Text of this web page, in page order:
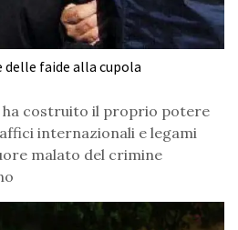
delle faide alla cupola
ha costruito il proprio potere
internazionali e legami
malato del crimine